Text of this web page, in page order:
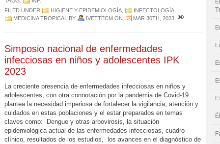
FILED UNDER HIGIENE Y EPIDEMIOLOGÍA INFECTOLOGÍA
MEDICINA TROPICAL
BY IVETTECM ON MAR 30TH, 2023
Simposio nacional de enfermedades
infecciosas en niños y adolescentes IPK
2023
La creciente presencia de enfermedades infecciosas en niños y
adolescentes, con otra connotación por la pandemia de Covid-19
plantea la necesidad imperiosa de fortalecer la vigilancia, atención y
cuidados en estas poblaciones y el estar preparados en temas
claves como: Dengue y otras arbovirosis, la situación
epidemiológica actual de las enfermedades infecciosas, cuadro
clínico, resultados de los estudios, los avances en el diagnóstico de